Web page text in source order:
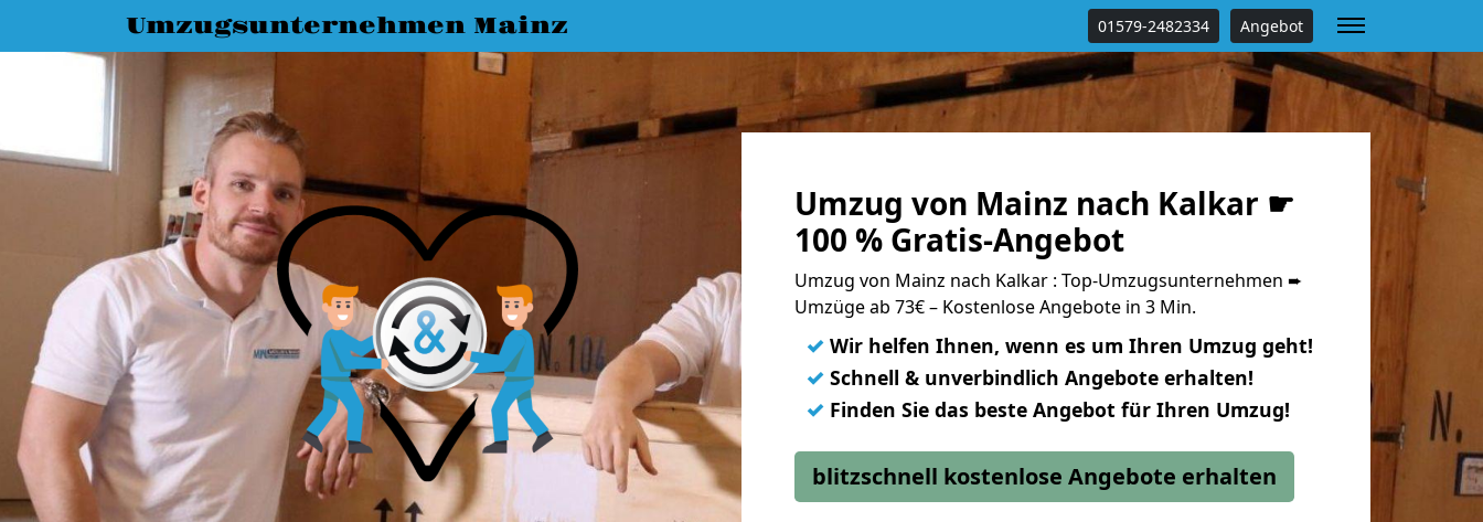
Umzugsunternehmen Mainz 01579-2482334 Angebot
Umzug von Mainz nach Kalkar ☛
100 % Gratis-Angebot
Umzug von Mainz nach Kalkar : Top-Umzugsunternehmen ➨
Umzüge ab 73€ – Kostenlose Angebote in 3 Min.
✓ Wir helfen Ihnen, wenn es um Ihren Umzug geht!
✓ Schnell & unverbindlich Angebote erhalten!
✓ Finden Sie das beste Angebot für Ihren Umzug!
blitzschnell kostenlose Angebote erhalten